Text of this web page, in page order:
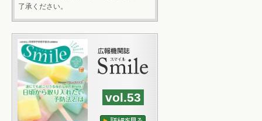
了承ください。
vol.53